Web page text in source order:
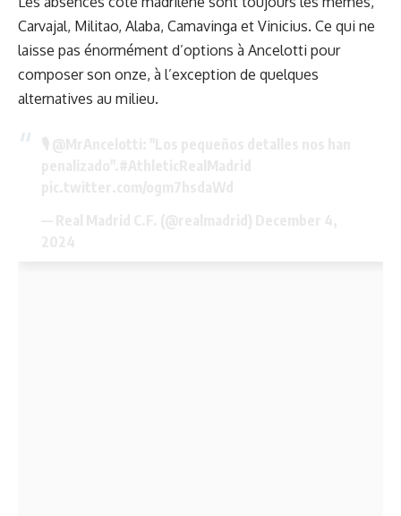
Carvajal, Militao, Alaba, Camavinga et Vinicius. Ce qui ne
laisse pas énormément d’options à Ancelotti pour
composer son onze, à l’exception de quelques
alternatives au milieu.